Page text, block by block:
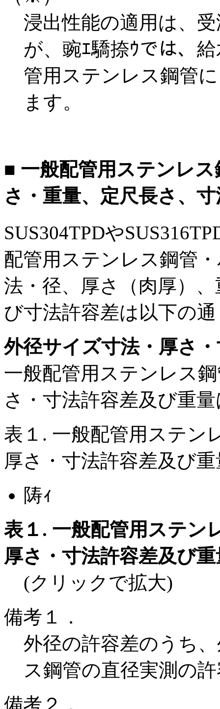
浸出性能の適用は、
が、 豌ｴ驕捺ｳでは、
管用ステンレス鋼管
ます。
■ 一般配管用ステンレ
さ・重量、定尺長さ、
SUS304TPDや
配管用ステンレス鋼管
法・径、厚さ（肉厚）
び寸法許容差は以下の
外径サイズ寸法・厚さ
一般配管用ステンレス
さ・寸法許容差及び重
表１. 一般配管用ステン
厚さ・寸法許容差及び重
陦ｨ
表１. 一般配管用ステン
厚さ・寸法許容差及び重
(クリックで拡大)
備考１．
外径の許容差のうち
ス鋼管の直径実測の
備考２．